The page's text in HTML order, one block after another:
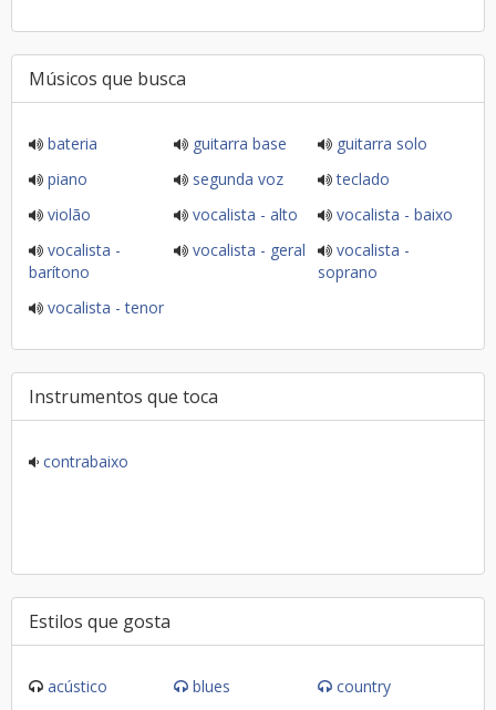
Músicos que busca
bateria guitarra base
guitarra solo
piano
segunda voz
teclado
violão
vocalista - alto
vocalista - baixo
vocalista -
barítono
vocalista - geral
vocalista -
soprano
vocalista - tenor
Instrumentos que toca
contrabaixo
Estilos que gosta
acústico blues
country